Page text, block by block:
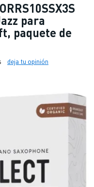
para
paquete de
deja tu opinión